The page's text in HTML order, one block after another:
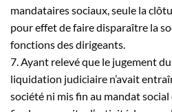
mandataires sociaux, seule la
pour effet de faire disparaître la
fonctions des dirigeants.
7. Ayant relevé que le jugement
liquidation judiciaire n’avait
société ni mis fin au mandat social